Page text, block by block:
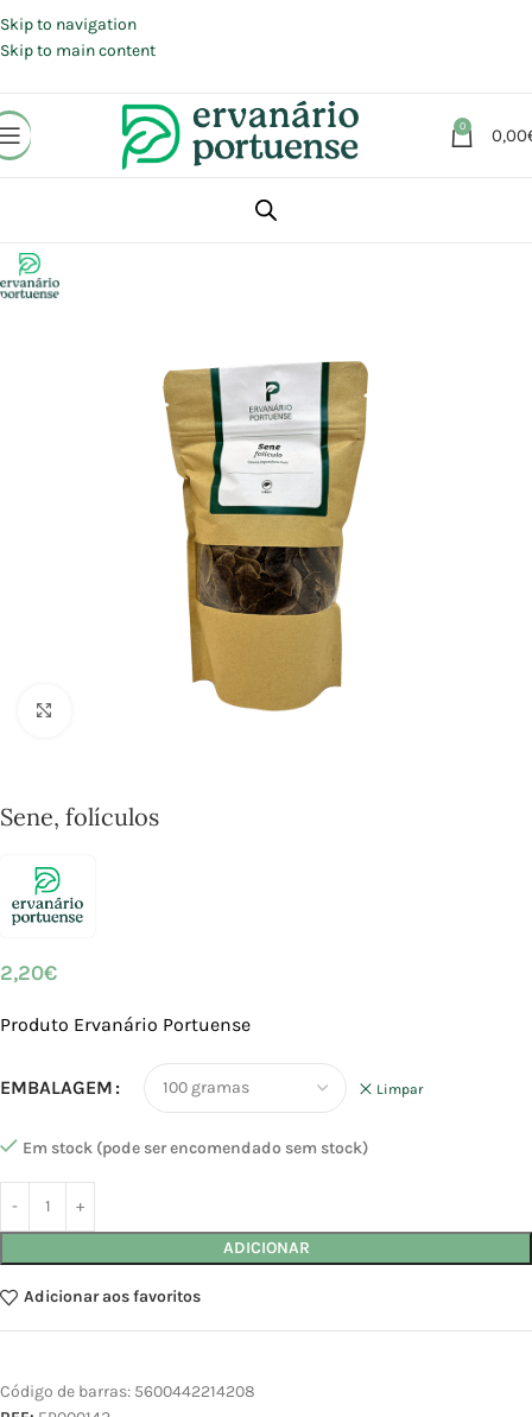
Skip to navigation
Skip to main content
0 0,00
Sene, folículos
2,20€
Produto Ervanário Portuense
EMBALAGEM Limpar
Em stock (pode ser encomendado sem stock)
ADICIONAR
Adicionar aos favoritos
Código de barras: 5600442214208